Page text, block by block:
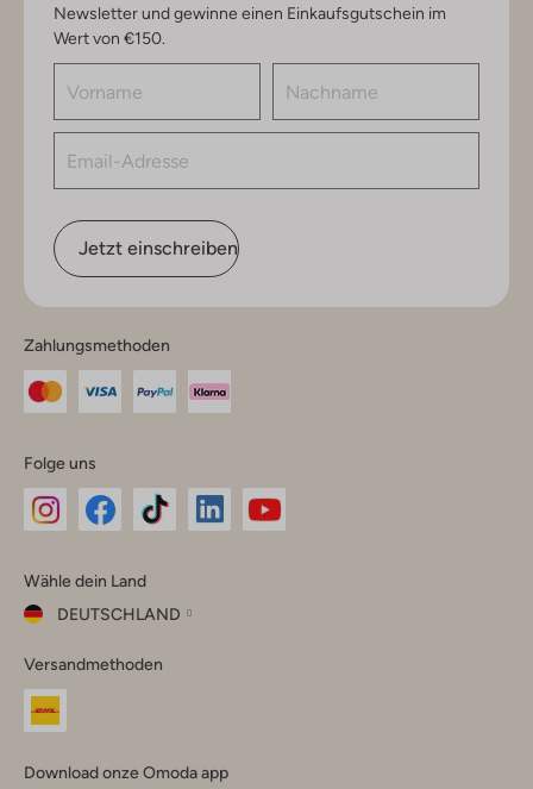
Newsletter und gewinne einen Einkaufsgutschein im
Wert von €150.
Jetzt einschreiben
Zahlungsmethoden
Folge uns
Instagram
Facebook
TikTok
Wähle dein Land
DEUTSCHLAND
dein
Land
Versandmethoden
Download onze Omoda app